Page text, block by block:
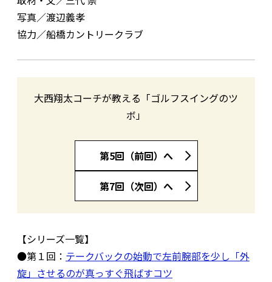
写真／渡辺義孝
協力／船橋カントリークラブ
大西翔太コーチが教える「ゴルフスイングのツ
ボ」
第5回（前回）へ
第7回（次回）へ
【シリーズ一覧】
●第１回： テークバックの始動で左前腕部を少し「外
旋」させるのが真っすぐ飛ばすコツ